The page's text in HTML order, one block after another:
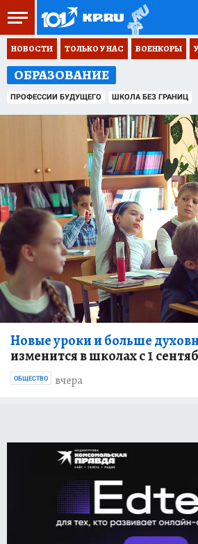
НОВОСТИ ТОЛЬКО У НАС ВОЕНКОРЫ
ОБРАЗОВАНИЕ
ПРОФЕССИИ БУДУЩЕГО ШКОЛА БЕЗ ГРАНИЦ
Новые уроки и больше
изменится в школах с 1
вчера
ОБЩЕСТВО